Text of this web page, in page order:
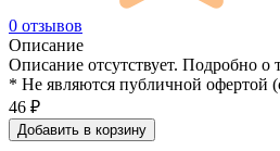
0 отзывов
Описание
Описание отсутствует. Подробно о
* Не являются публичной
46 ₽
Добавить в корзину